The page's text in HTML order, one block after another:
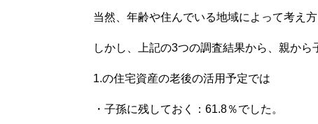
当然、年齢や住んでいる地域によって考え方
しかし、上記の3つの調査結果から、親から
1.の住宅資産の老後の活用予定では
・子孫に残しておく：61.8％でした。